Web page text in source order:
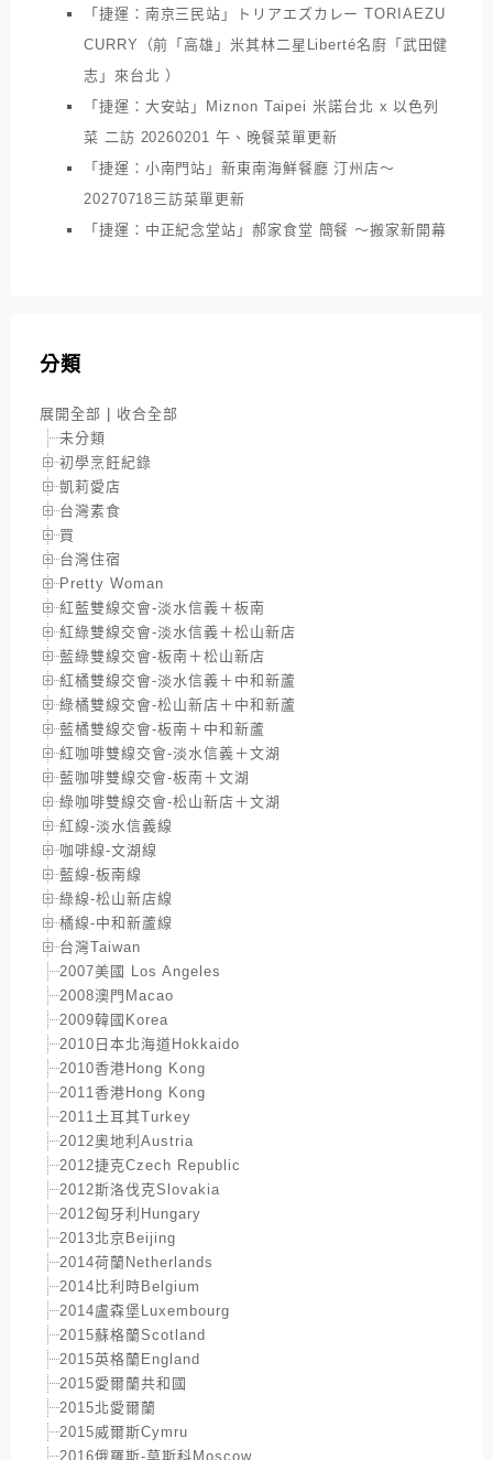
「捷運：南京三民站」トリアエズカレー TORIAEZU
CURRY（前「高雄」米其林二星Liberté名廚「武田健
志」來台北 ）
「捷運：大安站」Miznon Taipei 米諾台北 x 以色列
菜 二訪 20260201 午、晚餐菜單更新
「捷運：小南門站」新東南海鮮餐廳 汀州店～
20270718三訪菜單更新
「捷運：中正紀念堂站」郝家食堂 簡餐 ～搬家新開幕
分類
展開全部 | 收合全部
未分類
初學烹飪紀錄
凱莉愛店
台灣素食
買
台灣住宿
Pretty Woman
紅藍雙線交會-淡水信義＋板南
紅綠雙線交會-淡水信義＋松山新店
藍綠雙線交會-板南＋松山新店
紅橘雙線交會-淡水信義＋中和新蘆
綠橘雙線交會-松山新店＋中和新蘆
藍橘雙線交會-板南＋中和新蘆
紅咖啡雙線交會-淡水信義＋文湖
藍咖啡雙線交會-板南＋文湖
綠咖啡雙線交會-松山新店＋文湖
紅線-淡水信義線
咖啡線-文湖線
藍線-板南線
綠線-松山新店線
橘線-中和新蘆線
台灣Taiwan
2007美國 Los Angeles
2008澳門Macao
2009韓國Korea
2010日本北海道Hokkaido
2010香港Hong Kong
2011香港Hong Kong
2011土耳其Turkey
2012奧地利Austria
2012捷克Czech Republic
2012斯洛伐克Slovakia
2012匈牙利Hungary
2013北京Beijing
2014荷蘭Netherlands
2014比利時Belgium
2014盧森堡Luxembourg
2015蘇格蘭Scotland
2015英格蘭England
2015愛爾蘭共和國
2015北愛爾蘭
2015威爾斯Cymru
2016俄羅斯-莫斯科Moscow